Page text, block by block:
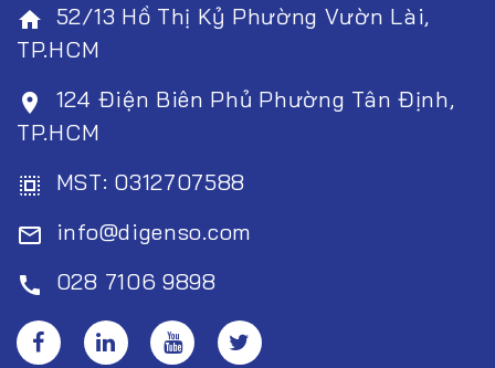
home 52/13 Hồ Thị Kỷ Phường Vườn Lài,
TP.HCM
room
124 Điện Biên Phủ Phường Tân Định,
TP.HCM
select_all MST: 0312707588
mail_outline info@digenso.com
call 028 7106 9898